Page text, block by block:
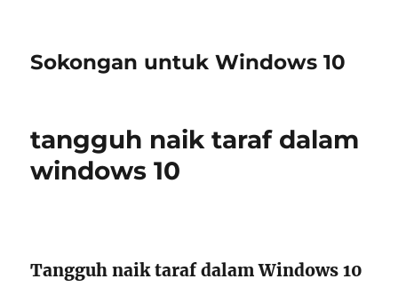
Sokongan untuk Windows 10
tangguh naik taraf dalam
windows 10
Tangguh naik taraf dalam Windows 10